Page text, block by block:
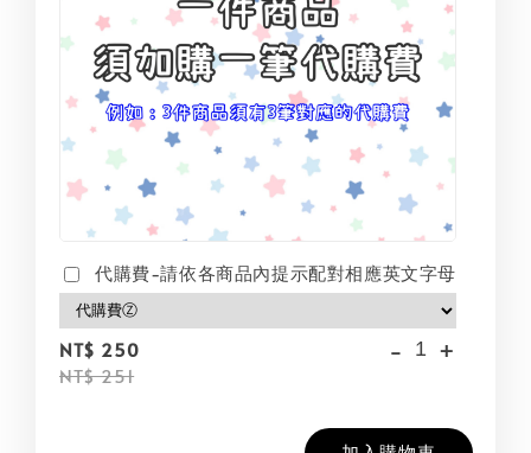
代購費-請依各商品內提示配對相應英文字母
NT$ 250
NT$ 251
- +